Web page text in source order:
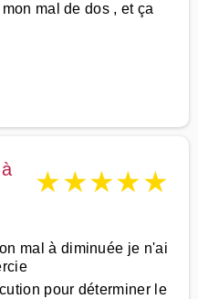
mal de dos , et ça
à
★★★★★
mal à diminuée je n'ai
pour déterminer le